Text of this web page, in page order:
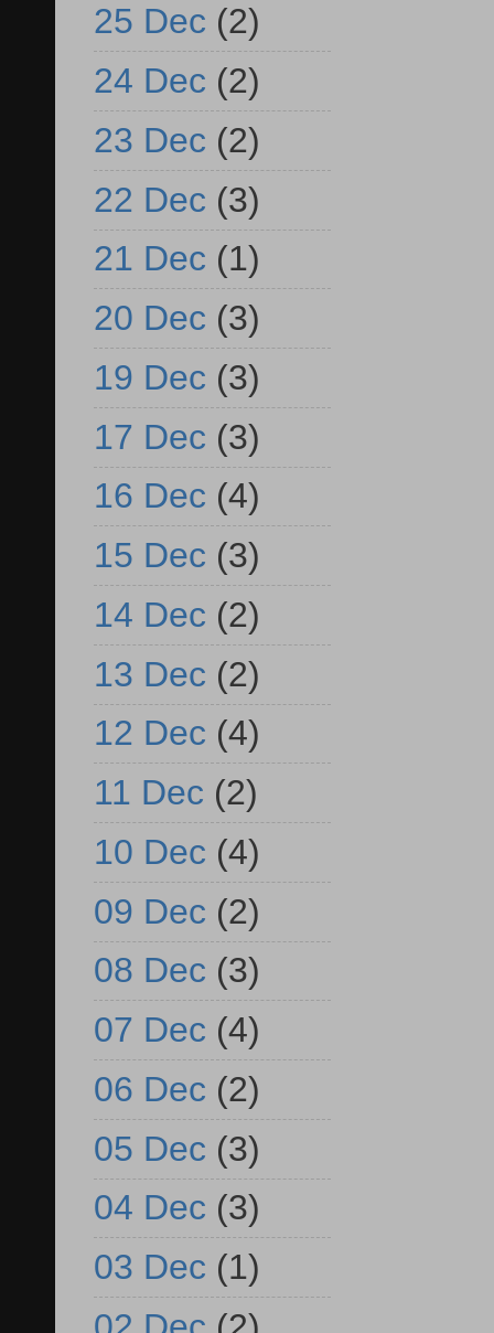
25 Dec (2)
24 Dec (2)
23 Dec (2)
22 Dec (3)
21 Dec (1)
20 Dec (3)
19 Dec (3)
17 Dec (3)
16 Dec (4)
15 Dec (3)
14 Dec (2)
13 Dec (2)
12 Dec (4)
11 Dec (2)
10 Dec (4)
09 Dec (2)
08 Dec (3)
07 Dec (4)
06 Dec (2)
05 Dec (3)
04 Dec (3)
03 Dec (1)